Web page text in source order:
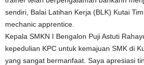
sendiri, Balai Latihan Kerja (BLK) Kutai
mechanic apprentice.
Kepala SMKN I Bengalon Puji Astuti
kepedulian KPC untuk kemajuan SMK di
yang sangat bermanfaat. Saya apresiasi